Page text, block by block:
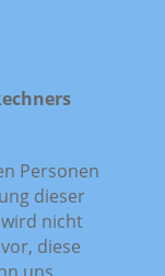
Personen
dieser
nicht
diese